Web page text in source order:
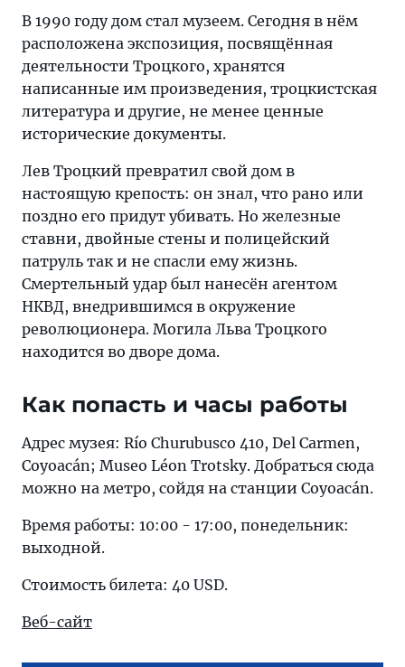
В 1990 году дом стал музеем. Сегодня в нём
расположена экспозиция, посвящённая
деятельности Троцкого, хранятся
написанные им произведения, троцкистская
литература и другие, не менее ценные
исторические документы.
Лев Троцкий превратил свой дом в
настоящую крепость: он знал, что рано или
поздно его придут убивать. Но железные
ставни, двойные стены и полицейский
патруль так и не спасли ему жизнь.
Смертельный удар был нанесён агентом
НКВД, внедрившимся в окружение
революционера. Могила Льва Троцкого
находится во дворе дома.
Как попасть и часы работы
Адрес музея: Río Churubusco 410, Del Carmen,
Coyoacán; Museo Léon Trotsky. Добраться сюда
можно на метро, сойдя на станции Coyoacán.
Время работы: 10:00 - 17:00, понедельник:
выходной.
Стоимость билета: 40 USD.
Веб-сайт